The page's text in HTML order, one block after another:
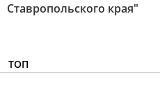
Ставропольского края"
ТОП